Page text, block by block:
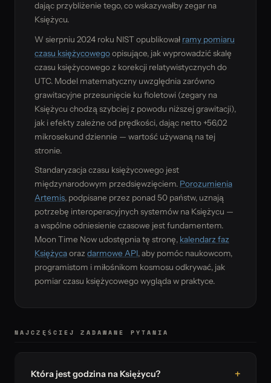
dając przybliżenie tego, co wskazywałby zegar na
Księżycu.
W sierpniu 2024 roku NIST opublikował ramy pomiaru
czasu księżycowegoopisujące, jak wyprowadzić skalę
czasu księżycowego z korekcji relatywistycznych do
UTC. Model matematyczny uwzględnia zarówno
grawitacyjne przesunięcie ku fioletowi (zegary na
Księżycu chodzą szybciej z powodu niższej grawitacji),
jak i efekty zależne od prędkości, dając netto +56,02
mikrosekund dziennie — wartość używaną na tej
stronie.
Standaryzacja czasu księżycowego jest
międzynarodowym przedsięwzięciem. Porozumienia
Artemis, podpisane przez ponad 50 państw, uznają
potrzebę interoperacyjnych systemów na Księżycu —
a wspólne odniesienie czasowe jest fundamentem.
Moon Time Now udostępnia tę stronę, kalendarz faz
Księżycaoraz darmowe API, aby pomóc naukowcom,
programistom i miłośnikom kosmosu odkrywać, jak
pomiar czasu księżycowego wygląda w praktyce.
NAJCZĘŚCIEJ ZADAWANE PYTANIA
Która jest godzina na Księżycu?